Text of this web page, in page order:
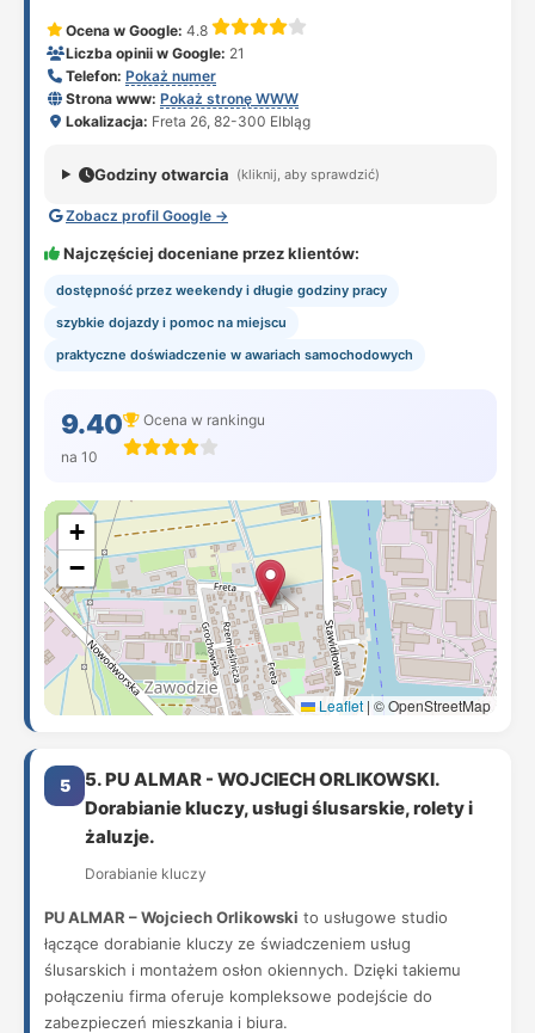
Ocena w Google: 4.8
Liczba opinii w Google: 21
Telefon: Pokaż numer
Strona www: Pokaż stronę WWW
Lokalizacja: Freta 26, 82-300 Elbląg
Godziny otwarcia (kliknij, aby sprawdzić)
Zobacz profil Google →
Najczęściej doceniane przez klientów:
dostępność przez weekendy i długie godziny pracy
szybkie dojazdy i pomoc na miejscu
praktyczne doświadczenie w awariach samochodowych
9.40
na 10
Ocena w rankingu
+
−
Leaflet | © OpenStreetMap
5
5. PU ALMAR - WOJCIECH ORLIKOWSKI.
Dorabianie kluczy, usługi ślusarskie, rolety i
żaluzje.
Dorabianie kluczy
PU ALMAR – Wojciech Orlikowski to usługowe studio
łączące dorabianie kluczy ze świadczeniem usług
ślusarskich i montażem osłon okiennych. Dzięki takiemu
połączeniu firma oferuje kompleksowe podejście do
zabezpieczeń mieszkania i biura.